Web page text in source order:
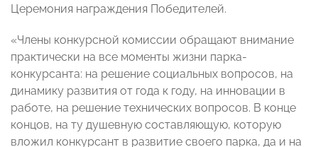
Церемония награждения Победителей.
«Члены конкурсной комиссии обращают внимание
практически на все моменты жизни парка-
конкурсанта: на решение социальных вопросов, на
динамику развития от года к году, на инновации в
работе, на решение технических вопросов. В конце
концов, на ту душевную составляющую, которую
вложил конкурсант в развитие своего парка, да и на